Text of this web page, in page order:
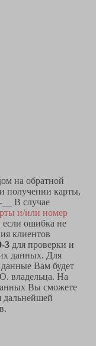
на обратной
получении карты,
__ В случае
и/или номер
если ошибка не
клиентов
3 для проверки и
данных. Для
Вам будет
владельца. На
Вы сможете
дальнейшей